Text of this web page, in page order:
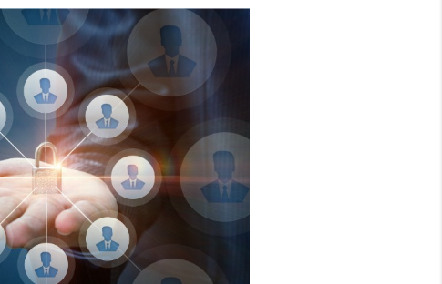
ר
מ
ת